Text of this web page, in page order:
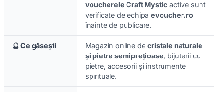
voucherele Craft Mystic active sunt
verificate de echipa evoucher.ro
înainte de publicare.
🔮 Ce găsești Magazin online de cristale naturale
și pietre semiprețioase, bijuterii cu
pietre, accesorii și instrumente
spirituale.